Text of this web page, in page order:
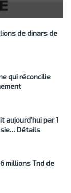
de dinars de
qui réconcilie
par 1
Détails
millions Tnd de